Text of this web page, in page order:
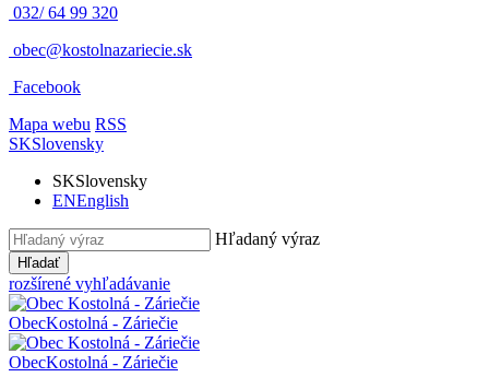
032/ 64 99 320
obec@kostolnazariecie.sk
Facebook
Mapa webu RSS
SKSlovensky
SKSlovensky
ENEnglish
Hľadaný výraz
Hľadať
rozšírené vyhľadávanie
ObecKostolná - Záriečie
ObecKostolná - Záriečie